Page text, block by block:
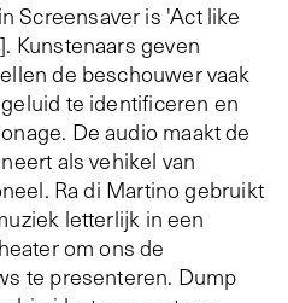
Screensaver is 'Act like
Kunstenaars geven
de beschouwer vaak
te identificeren en
De audio maakt de
als vehikel van
Ra di Martino gebruikt
letterlijk in een
om ons de
te presenteren. Dump